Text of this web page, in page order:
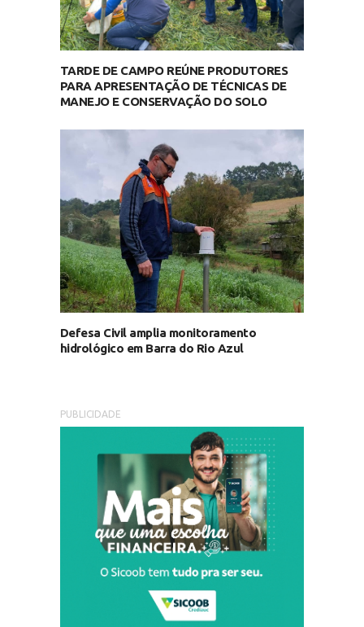
TARDE DE CAMPO REÚNE PRODUTORES
PARA APRESENTAÇÃO DE TÉCNICAS DE
MANEJO E CONSERVAÇÃO DO SOLO
Defesa Civil amplia monitoramento
hidrológico em Barra do Rio Azul
PUBLICIDADE